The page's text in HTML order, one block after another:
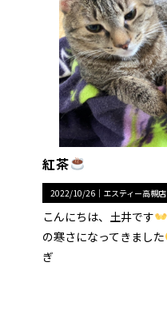
紅茶
2022/10/26｜ エスティー高槻店
こんにちは、土井です
の寒さになってきました
ぎ